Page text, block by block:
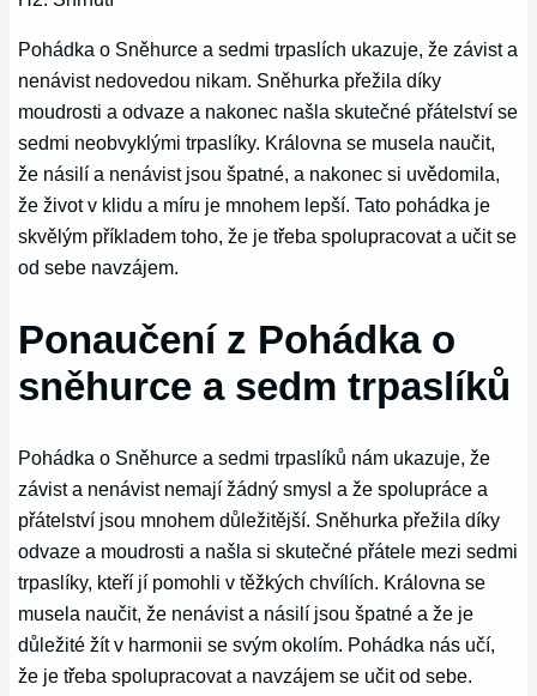
Pohádka o Sněhurce a sedmi trpaslích ukazuje, že závist a
nenávist nedovedou nikam. Sněhurka přežila díky
moudrosti a odvaze a nakonec našla skutečné přátelství se
sedmi neobvyklými trpaslíky. Královna se musela naučit,
že násilí a nenávist jsou špatné, a nakonec si uvědomila,
že život v klidu a míru je mnohem lepší. Tato pohádka je
skvělým příkladem toho, že je třeba spolupracovat a učit se
od sebe navzájem.
Ponaučení z Pohádka o
sněhurce a sedm trpaslíků
Pohádka o Sněhurce a sedmi trpaslíků nám ukazuje, že
závist a nenávist nemají žádný smysl a že spolupráce a
přátelství jsou mnohem důležitější. Sněhurka přežila díky
odvaze a moudrosti a našla si skutečné přátele mezi sedmi
trpaslíky, kteří jí pomohli v těžkých chvílích. Královna se
musela naučit, že nenávist a násilí jsou špatné a že je
důležité žít v harmonii se svým okolím. Pohádka nás učí,
že je třeba spolupracovat a navzájem se učit od sebe.